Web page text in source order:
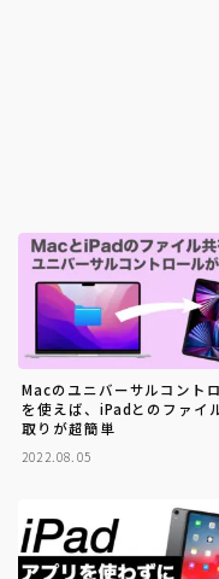
Macのユニバーサルコント
を使えば、iPadとのファイ
取りが超簡単
2022.08.05